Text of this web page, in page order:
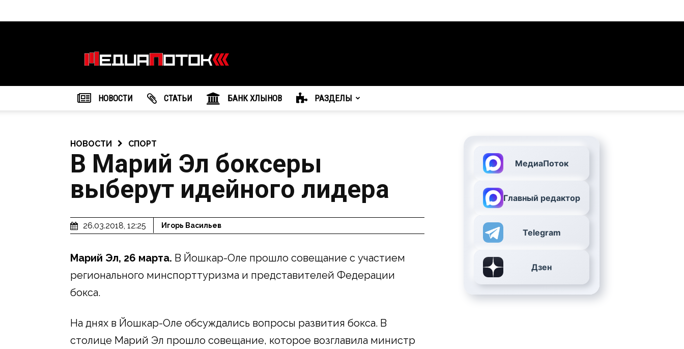
агентство
"МедиаПоток"
НОВОСТИ CТАТЬИ БАНК ХЛЫНОВ РАЗДЕЛЫ
НОВОСТИ СПОРТ
В Марий Эл боксеры
выберут идейного лидера
26.03.2018, 12:25 Игорь Васильев
Марий Эл, 26 марта. В Йошкар-Оле прошло совещание с участием
регионального минспорттуризма и представителей Федерации
бокса.
На днях в Йошкар-Оле обсуждались вопросы развития бокса. В
столице Марий Эл прошло совещание, которое возглавила министр
МедиаПоток
Главный редактор
Telegram
Дзен